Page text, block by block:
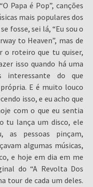
Papa é Pop”, canções
mais populares dos
fosse, sei lá, “Eu sou o
to Heaven”, mas de
roteiro que tu quiser,
isso quando há uma
interessante do que
E é muito louco
isso, e eu acho que
com o que eu sentia
tu lança um disco, ele
pessoas pinçam,
algumas músicas,
e hoje em dia em me
do “A Revolta Dos
tour de cada um deles.